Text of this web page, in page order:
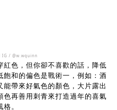
/ @w.wquinn
紅色，但你卻不喜歡的話，降低
飽和的偏色是戰術一，例如：酒
帶來好氣色的顏色，大片露出
色再善用刺青來打造過年的喜氣
格。